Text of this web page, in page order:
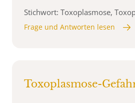
Stichwort: Toxoplasmose,
Frage und Antworten lesen
Toxoplasmose-